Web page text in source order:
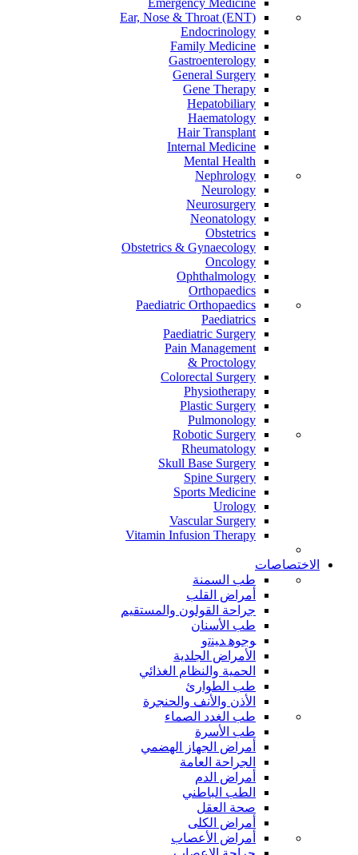
Ear, Nose & Throat (ENT)
Endocrinology
Family Medicine
Gastroenterology
General Surgery
Gene Therapy
Hepatobiliary
Haematology
Hair Transplant
Internal Medicine
Mental Health
Nephrology
Neurology
Neurosurgery
Neonatology
Obstetrics
Obstetrics & Gynaecology
Oncology
Ophthalmology
Orthopaedics
Paediatric Orthopaedics
Paediatrics
Paediatric Surgery
Pain Management
Proctology &
Colorectal Surgery
Physiotherapy
Plastic Surgery
Pulmonology
Robotic Surgery
Rheumatology
Skull Base Surgery
Spine Surgery
Sports Medicine
Urology
Vascular Surgery
Vitamin Infusion Therapy
الاختصاصات
طب السمنة
أمراض القلب
جراحة القولون والمستقيم
طب الأسنان
ﻮﺟﻮﻫ ﺪﻴﻨﺗﻭ
الأمراض الجلدية
الحمية والنظام الغذائي
طب الطوارئ
الأذن والأنف والحنجرة
طب الغدد الصماء
طب الأسرة
أمراض الجهاز الهضمي
الجراحة العامة
أمراض الدم
الطب الباطني
صحة العقل
أمراض الكلى
أمراض الأعصاب